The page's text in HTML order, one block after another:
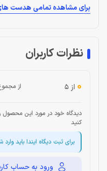
برای مشاهده تمامی هدست
نظرات کاربران
0 از ۵ از مجموع 0
دیدگاه خود در مورد این محصول
کنید
برای ثبت دیگاه ایندا باید وارد
ورود به حساب